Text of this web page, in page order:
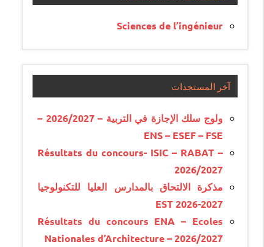
Sciences de l’ingénieur
آخر المستجدات
ولوج سلك الإجازة في التربية – 2026/2027 –
ENS – ESEF – FSE
Résultats du concours- ISIC – RABAT –
2026/2027
مذكرة الالتحاق بالمدارس العليا للتكنولوجيا
EST 2026-2027
Résultats du concours ENA – Ecoles
Nationales d’Architecture – 2026/2027